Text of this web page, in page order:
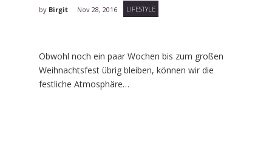
by Birgit Nov 28, 2016 LIFESTYLE
Obwohl noch ein paar Wochen bis zum großen
Weihnachtsfest übrig bleiben, können wir die
festliche Atmosphäre…